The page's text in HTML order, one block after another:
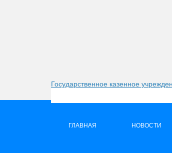
Государственное казенное
ГЛАВНАЯ НОВОСТИ